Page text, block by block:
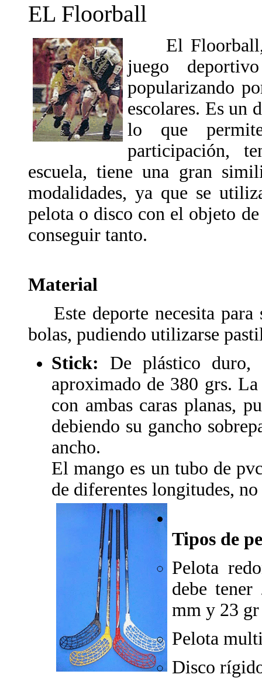
EL Floorball
El Floorball,
juego
popularizando
escolares. Es un
lo que
participación,
escuela, tiene una gran
modalidades, ya que se
pelota o disco con el objeto
conseguir tanto.
Material
Este deporte necesita para
bolas, pudiendo utilizarse
Stick: De plástico duro,
aproximado de 380 grs.
con ambas caras planas,
debiendo su gancho
ancho.
El mango es un tubo de
de diferentes longitudes,
Tipos de
Pelota
debe
mm y 23 gr
Pelota
Disco